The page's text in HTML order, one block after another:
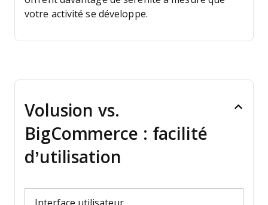
votre activité se développe.
Volusion vs.
BigCommerce : facilité
d’utilisation